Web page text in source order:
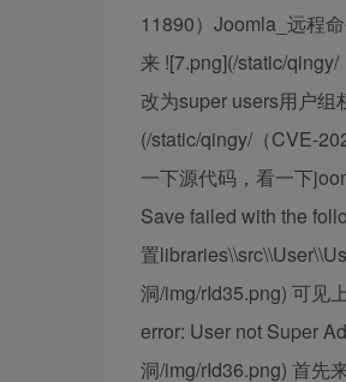
11890）Joomla_远程
来 ![7.png](/static/
改为super users用户组
(/static/qingy/（CVE-
一下源代码，看一下
Save failed with the
置
洞/img/rId35.png) 可见
error: User not Super
洞/img/rId36.png) 首先